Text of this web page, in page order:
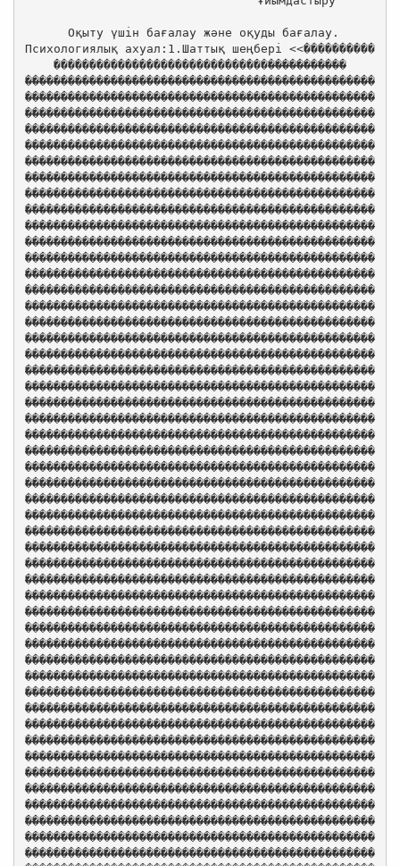
Психологиялық ахуал:1.Шаттық шеңбері <<����������
�����������������������������������������
�������������������������������������������������
�������������������������������������������������
�������������������������������������������������
�������������������������������������������������
�������������������������������������������������
�������������������������������������������������
�������������������������������������������������
�������������������������������������������������
�������������������������������������������������
�������������������������������������������������
�������������������������������������������������
�������������������������������������������������
�������������������������������������������������
�������������������������������������������������
�������������������������������������������������
�������������������������������������������������
�������������������������������������������������
�������������������������������������������������
�������������������������������������������������
�������������������������������������������������
�������������������������������������������������
�������������������������������������������������
�������������������������������������������������
�������������������������������������������������
�������������������������������������������������
�������������������������������������������������
�������������������������������������������������
�������������������������������������������������
�������������������������������������������������
�������������������������������������������������
�������������������������������������������������
�������������������������������������������������
�������������������������������������������������
�������������������������������������������������
�������������������������������������������������
�������������������������������������������������
�������������������������������������������������
�������������������������������������������������
�������������������������������������������������
�������������������������������������������������
�������������������������������������������������
�������������������������������������������������
�������������������������������������������������
�������������������������������������������������
�������������������������������������������������
�������������������������������������������������
�������������������������������������������������
�������������������������������������������������
�������������������������������������������������